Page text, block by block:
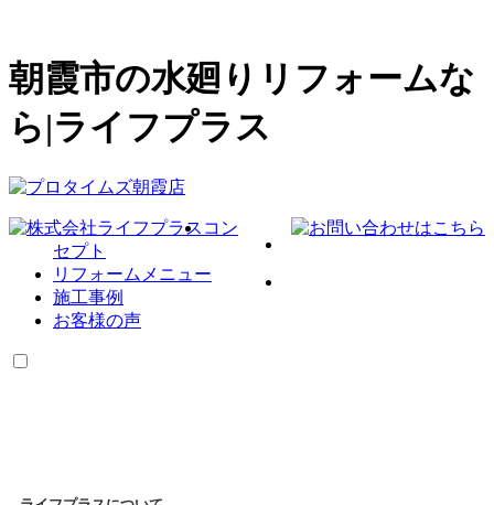
朝霞市の水廻りリフォームな
ら|ライフプラス
コン
セプト
リフォームメニュー
施工事例
お客様の声